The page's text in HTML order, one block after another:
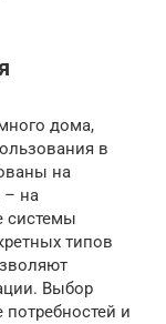
дома,
в
на
– на
системы
типов
Выбор
и